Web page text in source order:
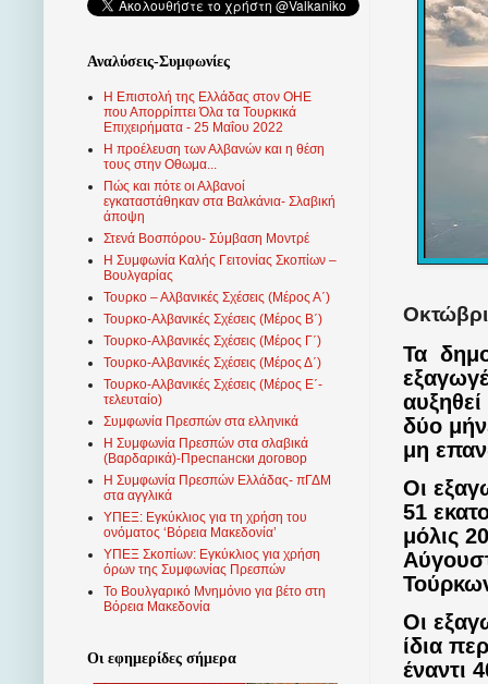
Τα
δύο
μη
Οι
51
μόλις
Οι
ίδια
έναντι
Αναλύσεις-Συμφωνίες
Η Επιστολή της Ελλάδας στον ΟΗΕ
που Απορρίπτει Όλα τα Τουρκικά
Επιχειρήματα - 25 Μαΐου 2022
Η προέλευση των Αλβανών και η θέση
τους στην Οθωμα...
Πώς και πότε οι Αλβανοί
εγκαταστάθηκαν στα Βαλκάνια- Σλαβική
άποψη
Στενά Βοσπόρου- Σύμβαση Μοντρέ
Η Συμφωνία Καλής Γειτονίας Σκοπίων –
Βουλγαρίας
Τουρκο – Αλβανικές Σχέσεις (Mέρος Α΄)
Τουρκο-Αλβανικές Σχέσεις (Μέρος Β΄)
Τουρκο-Αλβανικές Σχέσεις (Μέρος Γ΄)
Τουρκο-Αλβανικές Σχέσεις (Μέρος Δ΄)
Τουρκο-Αλβανικές Σχέσεις (Μέρος Ε΄-
τελευταίο)
Συμφωνία Πρεσπών στα ελληνικά
Η Συμφωνία Πρεσπών στα σλαβικά
(Βαρδαρικά)-Преспански договор
Η Συμφωνία Πρεσπών Ελλάδας- πΓΔΜ
στα αγγλικά
ΥΠΕΞ: Εγκύκλιος για τη χρήση του
ονόματος ‘Βόρεια Μακεδονία’
ΥΠΕΞ Σκοπίων: Εγκύκλιος για χρήση
όρων της Συμφωνίας Πρεσπών
Το Βουλγαρικό Μνημόνιο για βέτο στη
Βόρεια Μακεδονία
Οι εφημερίδες σήμερα